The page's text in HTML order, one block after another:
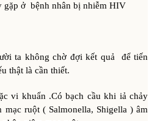
gặp ở bệnh nhân bị nhiễm HIV
ta không chờ đợi kết quả để tiến
thật là cần thiết.
vi khuẩn .Có bạch cầu khi iả chảy
mạc ruột ( Salmonella, Shigella ) âm